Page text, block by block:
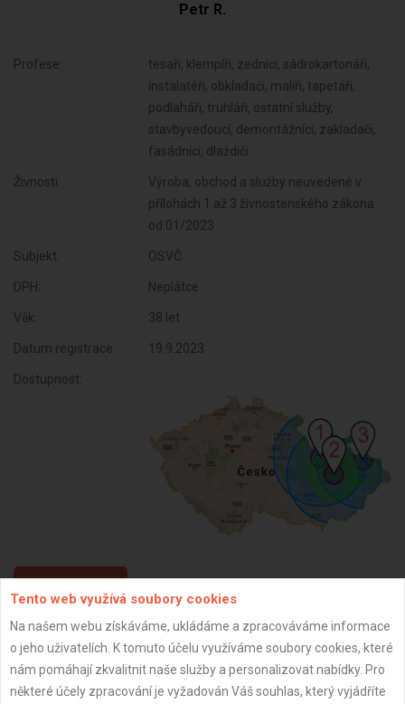
Petr R.
Profese:
tesaři, klempíři, zedníci, sádrokartonáři,
instalatéři, obkladači, malíři, tapetáři,
podlaháři, truhláři, ostatní služby,
stavbyvedoucí, demontážníci, zakladači,
fasádníci, dlaždiči
Živnosti:
Výroba, obchod a služby neuvedené v
přílohách 1 až 3 živnostenského zákona
od 01/2023
Subjekt: OSVČ
DPH: Neplátce
Věk: 38 let
Datum registrace: 19.9.2023
Dostupnost:
ZPĚT
Aktualizováno z portálu ARES dne 29.12.2023 22:00:13
Tento web využívá soubory cookies
Na našem webu získáváme, ukládáme a zpracováváme informace
o jeho uživatelích. K tomuto účelu využíváme soubory cookies, které
nám pomáhají zkvalitnit naše služby a personalizovat nabídky. Pro
některé účely zpracování je vyžadován Váš souhlas, který vyjádříte